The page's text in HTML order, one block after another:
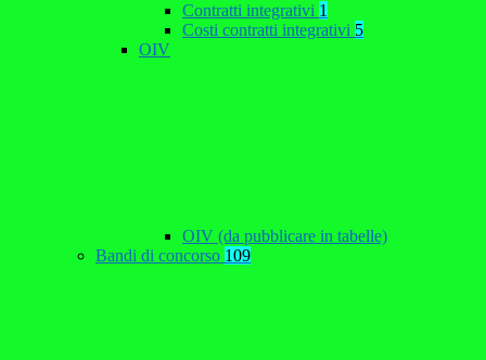
Contratti integrativi 1
Costi contratti integrativi 5
OIV
OIV (da pubblicare in tabelle)
Bandi di concorso 109